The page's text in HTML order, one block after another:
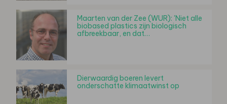
Maarten van der Zee (WUR): 'Niet alle
biobased plastics zijn biologisch
afbreekbaar, en dat…
Dierwaardig boeren levert
onderschatte klimaatwinst op